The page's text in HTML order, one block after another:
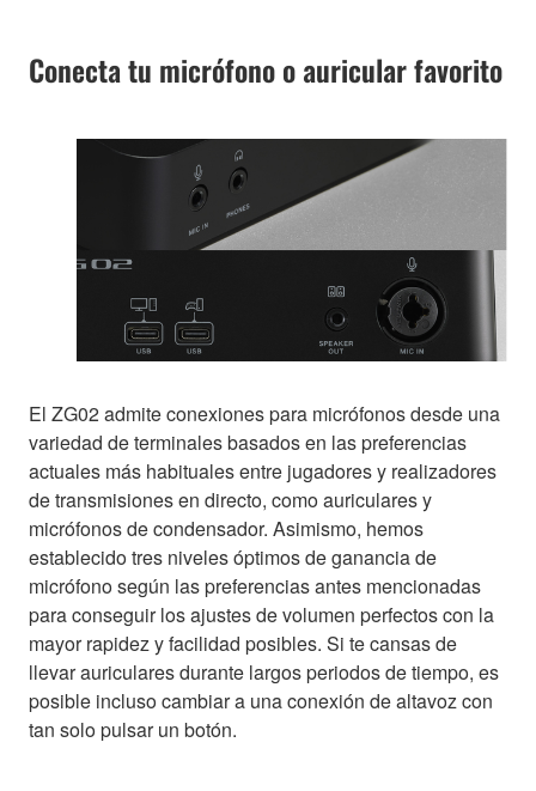
Conecta tu micrófono o auricular favorito
El ZG02 admite conexiones para micrófonos desde una
variedad de terminales basados en las preferencias
actuales más habituales entre jugadores y realizadores
de transmisiones en directo, como auriculares y
micrófonos de condensador. Asimismo, hemos
establecido tres niveles óptimos de ganancia de
micrófono según las preferencias antes mencionadas
para conseguir los ajustes de volumen perfectos con la
mayor rapidez y facilidad posibles. Si te cansas de
llevar auriculares durante largos periodos de tiempo, es
posible incluso cambiar a una conexión de altavoz con
tan solo pulsar un botón.